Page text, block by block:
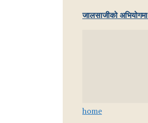
जालसाजीको
home